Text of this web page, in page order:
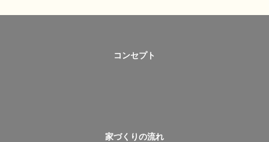
コンセプト
家づくりの流れ